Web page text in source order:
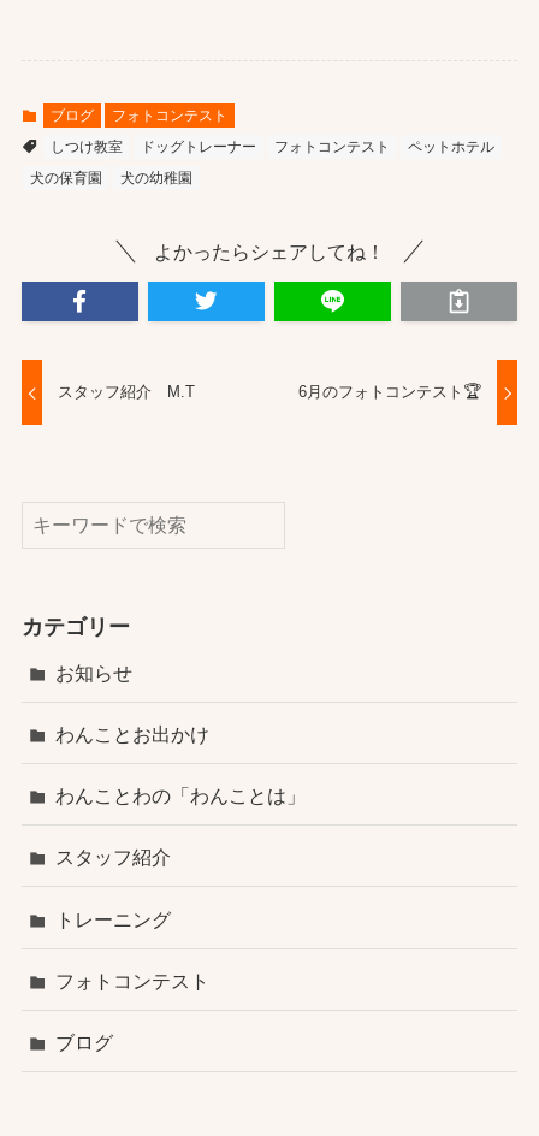
ブログ
フォトコンテスト
しつけ教室
ドッグトレーナー フォトコンテスト
ペットホテル
犬の保育園
犬の幼稚園
よかったらシェアしてね！
スタッフ紹介 M.T 6月のフォトコンテスト🏆
検索
カテゴリー
お知らせ
わんことお出かけ
わんことわの「わんことは」
スタッフ紹介
トレーニング
フォトコンテスト
ブログ